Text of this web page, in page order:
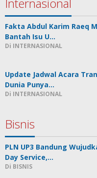
Internasional
Fakta Abdul Karim Raeq
Bantah Isu U…
Di INTERNASIONAL
Update Jadwal Acara
Dunia Punya…
Di INTERNASIONAL
Bisnis
PLN UP3 Bandung
Day Service,…
Di BISNIS